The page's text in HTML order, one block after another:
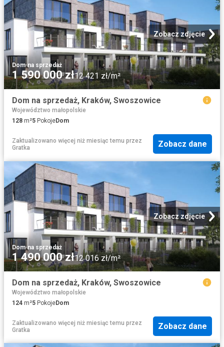
Zobacz zdjęcie
Dom·na sprzedaż
1 590 000 zł12 421 zł/m²
Dom na sprzedaż, Kraków, Swoszowice
Województwo małopolskie
128 m²5 PokojeDom
Zaktualizowano więcej niż miesiąc temu przez
Gratka
Zobacz dane
Zobacz zdjęcie
Dom·na sprzedaż
1 490 000 zł12 016 zł/m²
Dom na sprzedaż, Kraków, Swoszowice
Województwo małopolskie
124 m²5 PokojeDom
Zaktualizowano więcej niż miesiąc temu przez
Gratka
Zobacz dane